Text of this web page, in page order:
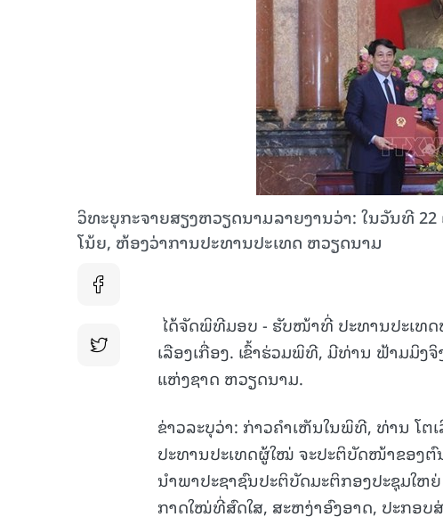
ວິທະຍຸກະຈາຍສຽງຫວຽດນາມລາຍງານວ່າ: ໃນວັນທີ
ໂນ້ຍ, ຫ້ອງວ່າການປະທານປະເທດ ຫວຽດນາມ
ໄດ້ຈັດພິທີມອບ - ຮັບໜ້າທີ່ ປະທານປະເທດ
ເລືອງເກື່ອງ. ເຂົ້າຮ່ວມພິທີ, ມີທ່ານ ຟ້າມມິ
ແຫ່ງຊາດ ຫວຽດນາມ.
ຂ່າວລະບຸວ່າ: ກ່າວຄຳເຫັນໃນພິທີ, ທ່ານ ໂຕ
ປະທານປະເທດຜູ້ໃໝ່ ຈະປະຕິບັດໜ້າຂອງຕົ
ນຳພາປະຊາຊົນປະຕິບັດມະຕິກອງປະຊຸມໃຫ
ກາດໃໝ່ທີ່ສົດໃສ, ສະຫງ່າອົງອາດ, ປະກອບ